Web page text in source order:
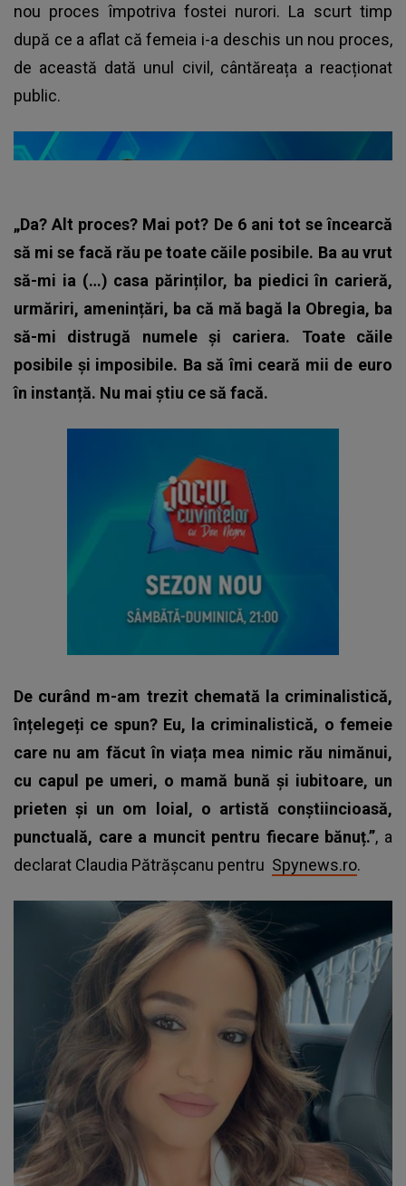
nou proces împotriva fostei nurori. La scurt timp
după ce a aflat că femeia i-a deschis un nou proces,
de această dată unul civil, cântăreața a reacționat
public.
„Da? Alt proces? Mai pot? De 6 ani tot se încearcă
să mi se facă rău pe toate căile posibile. Ba au vrut
să-mi ia (…) casa părinților, ba piedici în carieră,
urmăriri, amenințări, ba că mă bagă la Obregia, ba
să-mi distrugă numele și cariera. Toate căile
posibile și imposibile. Ba să îmi ceară mii de euro
în instanță. Nu mai știu ce să facă.
De curând m-am trezit chemată la criminalistică,
înțelegeți ce spun? Eu, la criminalistică, o femeie
care nu am făcut în viața mea nimic rău nimănui,
cu capul pe umeri, o mamă bună și iubitoare, un
prieten și un om loial, o artistă conștiincioasă,
punctuală, care a muncit pentru fiecare bănuț.”, a
declarat Claudia Pătrășcanu pentru Spynews.ro.